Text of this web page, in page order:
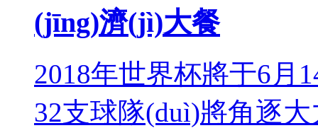
(jīng)濟(jì)大餐
2018年世界杯將于6月14
32支球隊(duì)將角逐